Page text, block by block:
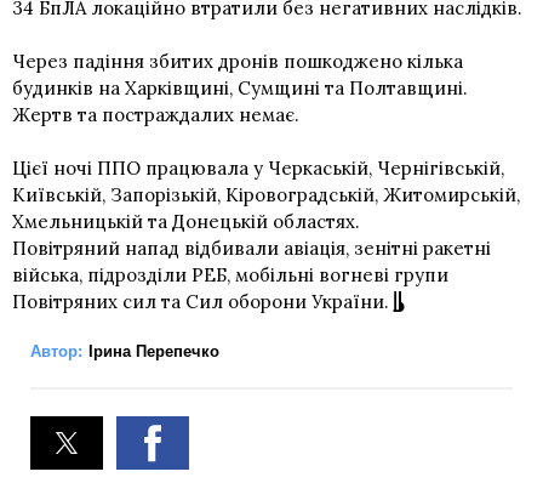
34 БпЛА локаційно втратили без негативних наслідків.
Через падіння збитих дронів пошкоджено кілька
будинків на Харківщині, Сумщині та Полтавщині.
Жертв та постраждалих немає.
Цієї ночі ППО працювала у Черкаській, Чернігівській,
Київській, Запорізькій, Кіровоградській, Житомирській,
Хмельницькій та Донецькій областях.
Повітряний напад відбивали авіація, зенітні ракетні
війська, підрозділи РЕБ, мобільні вогневі групи
Повітряних сил та Сил оборони України.
Автор: Ірина Перепечко